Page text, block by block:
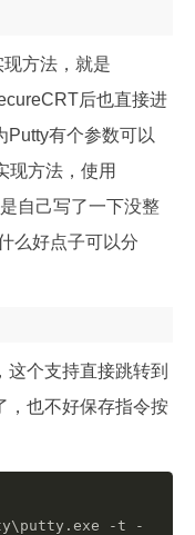
方法，就是
后也直接进
Putty有个参数可以
现方法，使用
自己写了一下没整
么好点子可以分
个支持直接跳转到
，也不好保存指令按
\ putty .exe -t
-